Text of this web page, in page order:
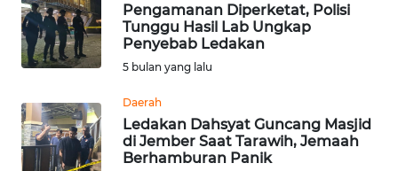
Pengamanan Diperketat, Polisi
Tunggu Hasil Lab Ungkap
Penyebab Ledakan
5 bulan yang lalu
Daerah
Ledakan Dahsyat Guncang Masjid
di Jember Saat Tarawih, Jemaah
Berhamburan Panik
PENDIDIKAN
OLAHRAGA
OPINI
EDITORIAL